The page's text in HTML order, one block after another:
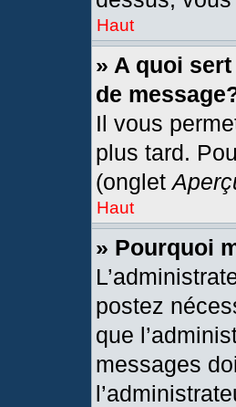
Haut
» A quoi
de
Il vous
plus tard.
(onglet
Haut
» Pourquoi
postez
que
messages